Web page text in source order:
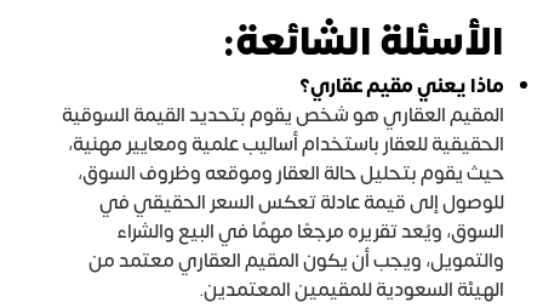
الأسئلة الشائعة:
ماذا يعني مقيم عقاري؟
المقيم العقاري هو شخص يقوم بتحديد القيمة السوقية
الحقيقية للعقار باستخدام أساليب علمية ومعايير مهنية،
حيث يقوم بتحليل حالة العقار وموقعه وظروف السوق،
للوصول إلى قيمة عادلة تعكس السعر الحقيقي في
السوق، ويُعد تقريره مرجعًا مهمًا في البيع والشراء
والتمويل، ويجب أن يكون المقيم العقاري معتمد من
الهيئة السعودية للمقيمين المعتمدين.